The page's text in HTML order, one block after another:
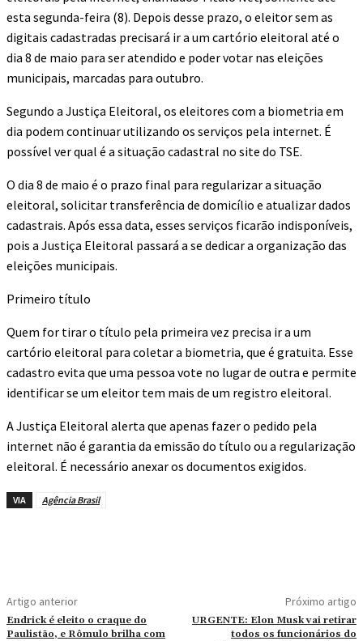
esta segunda-feira (8). Depois desse prazo, o eleitor sem as
digitais cadastradas precisará ir a um cartório eleitoral até o
dia 8 de maio para ser atendido e poder votar nas eleições
municipais, marcadas para outubro.
Segundo a Justiça Eleitoral, os eleitores com a biometria em
dia podem continuar utilizando os serviços pela internet. É
possível ver qual é a situação cadastral no site do TSE.
O dia 8 de maio é o prazo final para regularizar a situação
eleitoral, solicitar transferência de domicílio e atualizar dados
cadastrais. Após essa data, esses serviços ficarão indisponíveis,
pois a Justiça Eleitoral passará a se dedicar a organização das
eleições municipais.
Primeiro título
Quem for tirar o título pela primeira vez precisa ir a um
cartório eleitoral para coletar a biometria, que é gratuita. Esse
cadastro evita que uma pessoa vote no lugar de outra e permite
identificar se um eleitor tem mais de um registro eleitoral.
A Justiça Eleitoral alerta que apenas fazer o pedido pela
internet não é garantia da emissão do título ou a regularização
eleitoral. É necessário anexar os documentos exigidos.
VIA Agência Brasil
Artigo anterior
Endrick é eleito o craque do
Paulistão, e Rômulo brilha com
Próximo artigo
URGENTE: Elon Musk vai retirar
todos os funcionários do